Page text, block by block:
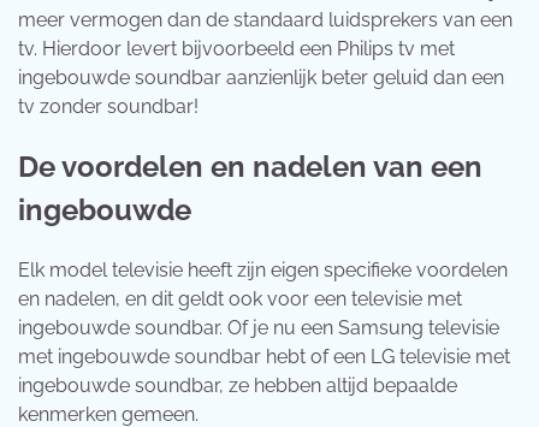
meer vermogen dan de standaard luidsprekers van een
tv. Hierdoor levert bijvoorbeeld een Philips tv met
ingebouwde soundbar aanzienlijk beter geluid dan een
tv zonder soundbar!
De voordelen en nadelen van een
ingebouwde
Elk model televisie heeft zijn eigen specifieke voordelen
en nadelen, en dit geldt ook voor een televisie met
ingebouwde soundbar. Of je nu een Samsung televisie
met ingebouwde soundbar hebt of een LG televisie met
ingebouwde soundbar, ze hebben altijd bepaalde
kenmerken gemeen.